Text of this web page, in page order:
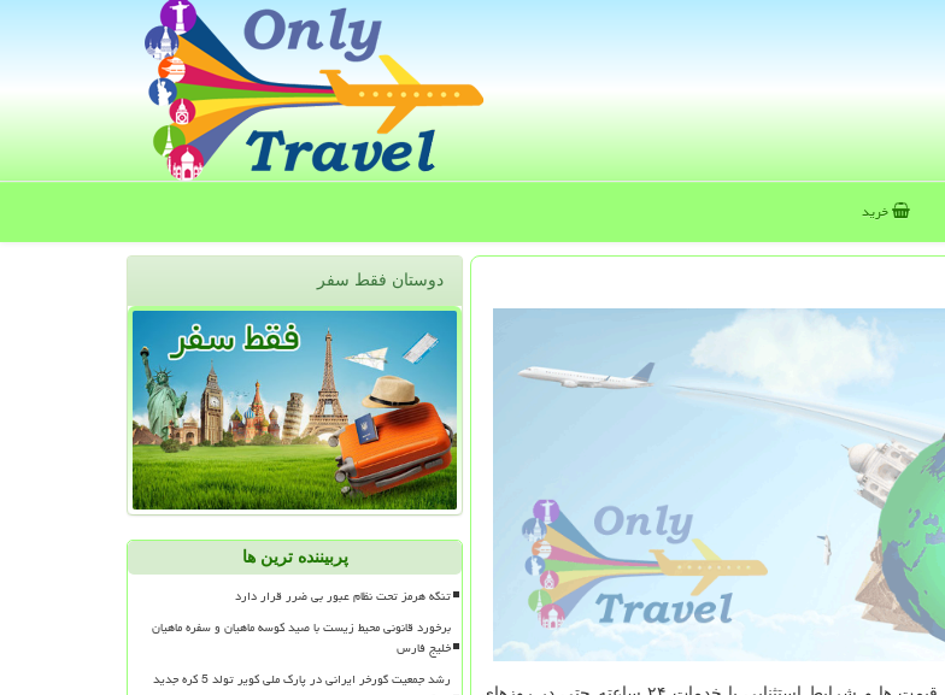
خرید
دوستان فقط سفر
پربیننده ترین ها
تنگه هرمز تحت نظام عبور بی ضرر قرار دارد
برخورد قانونی محیط زیست با صید کوسه ماهیان و سفره ماهیان
خلیج فارس
رشد جمعیت گورخر ایرانی در پارک ملی کویر تولد 5 کره جدید